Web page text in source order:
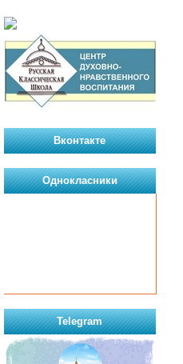
Вконтакте
Однокласники
Telegram